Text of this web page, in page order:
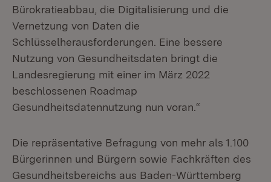
Bürokratieabbau, die Digitalisierung und die
Vernetzung von Daten die
Schlüsselherausforderungen. Eine bessere
Nutzung von Gesundheitsdaten bringt die
Landesregierung mit einer im März 2022
beschlossenen Roadmap
Gesundheitsdatennutzung nun voran.“
Die repräsentative Befragung von mehr als 1.100
Bürgerinnen und Bürgern sowie Fachkräften des
Gesundheitsbereichs aus Baden-Württemberg